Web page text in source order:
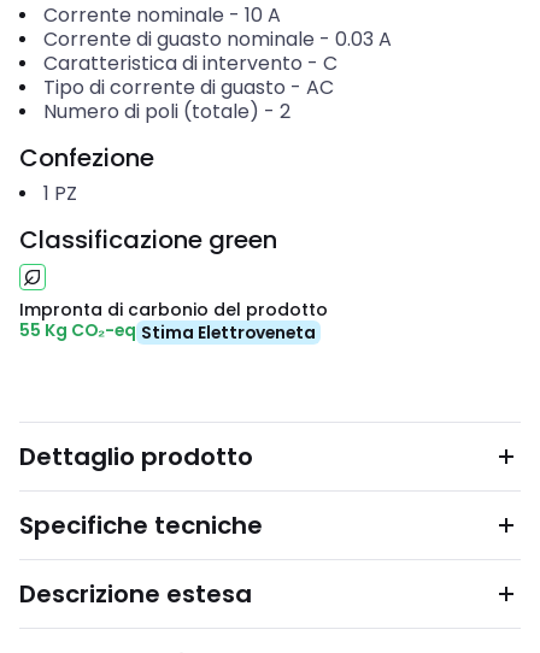
Corrente nominale - 10 A
Corrente di guasto nominale - 0.03 A
Caratteristica di intervento - C
Tipo di corrente di guasto - AC
Numero di poli (totale) - 2
Confezione
1 PZ
Classificazione green
Impronta di carbonio del prodotto
55 Kg CO₂-eq Stima Elettroveneta
Dettaglio prodotto
Specifiche tecniche
Descrizione estesa